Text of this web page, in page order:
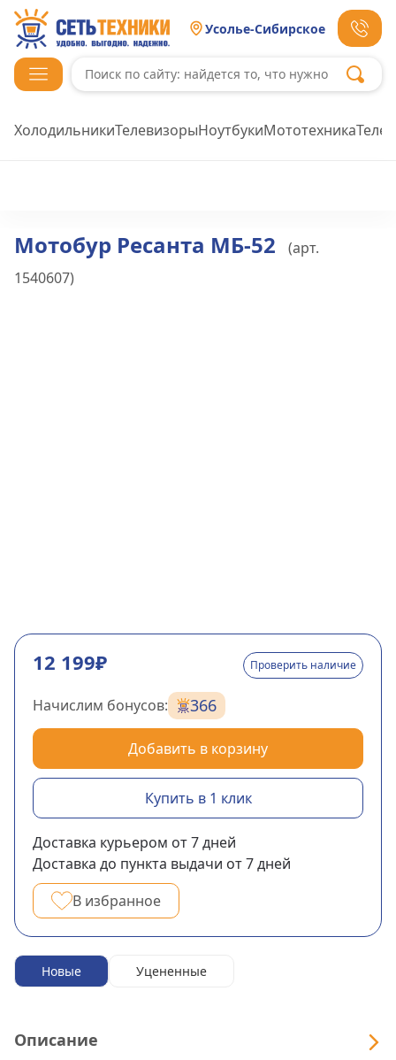
Усолье-Сибирское
ХолодильникиТелевизорыНоутбукиМототехника
Мотобур Ресанта МБ-52
(арт.
1540607)
12 199₽ Проверить наличие
Начислим бонусов: 366
Добавить в корзину
Купить в 1 клик
Доставка курьером от 7дней
Доставка до пункта выдачи от 7дней
В избранное
Новые Уцененные
Описание